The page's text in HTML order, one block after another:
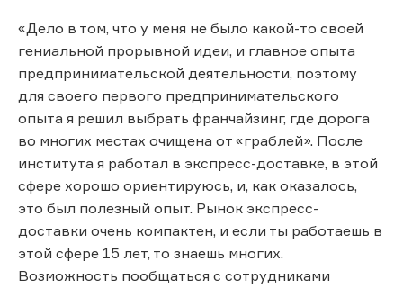
«Дело в том, что у меня не было какой-то своей
гениальной прорывной идеи, и главное опыта
предпринимательской деятельности, поэтому
для своего первого предпринимательского
опыта я решил выбрать франчайзинг, где дорога
во многих местах очищена от «граблей». После
института я работал в экспресс-доставке, в этой
сфере хорошо ориентируюсь, и, как оказалось,
это был полезный опыт. Рынок экспресс-
доставки очень компактен, и если ты работаешь в
этой сфере 15 лет, то знаешь многих.
Возможность пообщаться с сотрудниками